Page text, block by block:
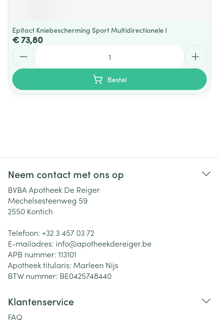
Epitact Kniebescherming Sport Multidirectionele l
€ 73,80
Bestel
Neem contact met ons op
BVBA Apotheek De Reiger
Mechelsesteenweg 59
2550 Kontich
Telefoon: +32 3 457 03 72
E-mailadres: info@apotheekdereiger.be
APB nummer: 113101
Apotheek titularis: Marleen Nijs
BTW nummer: BE0425748440
Klantenservice
FAQ